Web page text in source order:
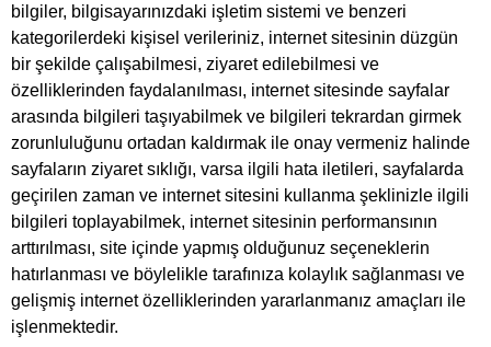
bilgiler, bilgisayarınızdaki işletim sistemi ve benzeri
kategorilerdeki kişisel verileriniz, internet sitesinin düzgün
bir şekilde çalışabilmesi, ziyaret edilebilmesi ve
özelliklerinden faydalanılması, internet sitesinde sayfalar
arasında bilgileri taşıyabilmek ve bilgileri tekrardan girmek
zorunluluğunu ortadan kaldırmak ile onay vermeniz halinde
sayfaların ziyaret sıklığı, varsa ilgili hata iletileri, sayfalarda
geçirilen zaman ve internet sitesini kullanma şeklinizle ilgili
bilgileri toplayabilmek, internet sitesinin performansının
arttırılması, site içinde yapmış olduğunuz seçeneklerin
hatırlanması ve böylelikle tarafınıza kolaylık sağlanması ve
gelişmiş internet özelliklerinden yararlanmanız amaçları ile
işlenmektedir.